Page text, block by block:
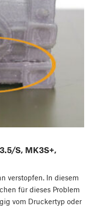
S, MK3S+,
verstopfen. In diesem
für dieses Problem
vom Druckertyp oder